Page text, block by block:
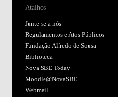
Atalhos
Junte-se a nós
Regulamentos e Atos Públicos
Fundação Alfredo de Sousa
Biblioteca
Nova SBE Today
Moodle@NovaSBE
Webmail